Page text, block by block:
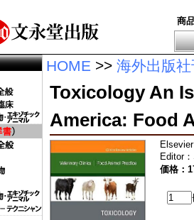
商
HOME >> 海外出版
Toxicology An
America: Food
Elsevier
Editor：
価格：